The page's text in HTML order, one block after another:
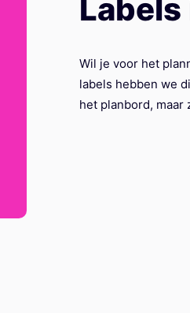
Wil je voor het
labels hebben we
het planbord, maar